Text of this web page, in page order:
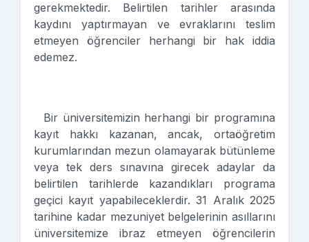
gerekmektedir. Belirtilen tarihler arasında
kaydını yaptırmayan ve evraklarını teslim
etmeyen öğrenciler herhangi bir hak iddia
edemez.
Bir üniversitemizin herhangi bir programına
kayıt hakkı kazanan, ancak, ortaöğretim
kurumlarından mezun olamayarak bütünleme
veya tek ders sınavına girecek adaylar da
belirtilen tarihlerde kazandıkları programa
geçici kayıt yapabileceklerdir. 31 Aralık 2025
tarihine kadar mezuniyet belgelerinin asıllarını
üniversitemize ibraz etmeyen öğrencilerin